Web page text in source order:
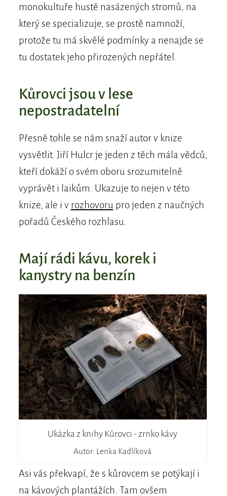
monokultuře hustě nasázených stromů, na
který se specializuje, se prostě namnoží,
protože tu má skvělé podmínky a nenajde se
tu dostatek jeho přirozených nepřátel.
Kůrovci jsou v lese
nepostradatelní
Přesně tohle se nám snaží autor v knize
vysvětlit. Jiří Hulcr je jeden z těch mála vědců,
kteří dokáží o svém oboru srozumitelně
vyprávět i laikům. Ukazuje to nejen v této
knize, ale i v rozhovoru pro jeden z naučných
pořadů Českého rozhlasu.
Mají rádi kávu, korek i
kanystry na benzín
Ukázka z knihy Kůrovci - zrnko kávy
Autor: Lenka Kadlíková
Asi vás překvapí, že s kůrovcem se potýkají i
na kávových plantážích. Tam ovšem